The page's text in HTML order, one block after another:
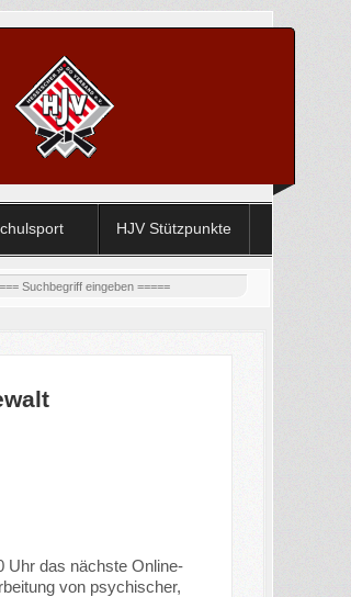
HJV Stützpunkte
Uhr das nächste Online-
von psychischer,